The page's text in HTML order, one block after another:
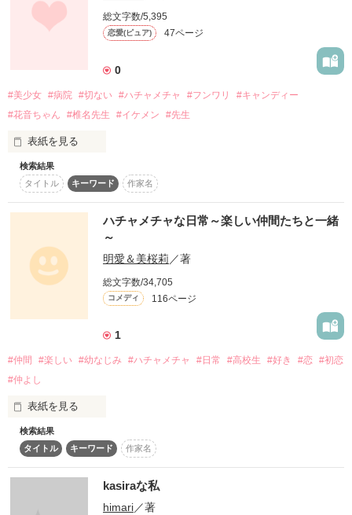
※某有名アイドルグループとは全く関係ありませんっっ
あみゅあ様っ､増★様っ､みんじゅう様っ
本当に本当に素敵なレビューありがとうございます!!!!!!!!
たった今
未月永遠さま
苺佑香さま
素敵なレビュー
ありがとう
ございます(^o^)/
｢付き合ってほしいんだけど…｡｣
｢お願い♪｣
なんか今回は波乱の予感?!
▽▲▽▲▽▲▽▲▽▲▽▲▽
今回は恋愛系の話が中心だと想いますがよろしくお願いします
総文字数/5,395
恋愛(ピュア) 47ページ
0
#美少女 #病院 #切ない #ハチャメチャ #フンワリ
#キャンディー
#花音ちゃん
#椎名先生 #イケメン #先生
表紙を見る
「元気になるおまじない！花音のキャンディーあげる。」
「え？」
フンワリ系美少女でいつもキャンディーを持っていて病院にい
る。
水島　花音　(mizushima kanon)
検索結果
タイトル
キーワード 作家名
ハチャメチャな日常～楽しい仲間たちと一緒
～
明愛＆美桜莉 ／著
総文字数/34,705
コメディ 116ページ
1
#仲間 #楽しい #幼なじみ #ハチャメチャ #日常 #高校生 #好き #恋 #初恋
#仲よし
表紙を見る
？「はぁっ!?なんでだよ」
？「お前こそなんで」
はぁ…すいません
しょっぱなからケンカで
検索結果
タイトル
キーワード 作家名
kasiraな私
himari／著